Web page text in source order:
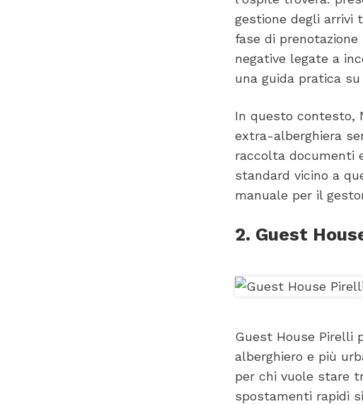
gestione degli arrivi
fase di
negative legate a
una guida pratica su
In questo contesto,
extra-alberghiera
raccolta documenti
standard vicino a
manuale per il
2. Guest
Guest House Pirelli
alberghiero e più
per chi vuole stare
spostamenti rapidi